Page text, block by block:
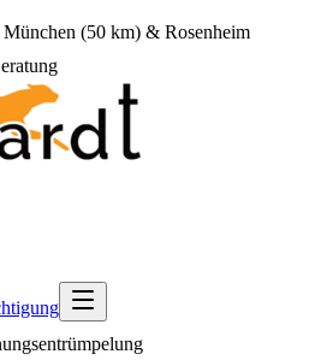
München (50 km) & Rosenheim